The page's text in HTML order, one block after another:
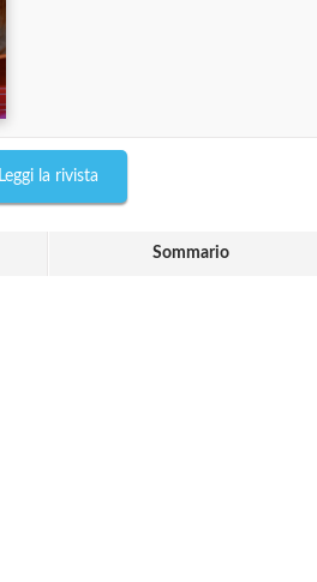
Leggi la rivista
Sommario